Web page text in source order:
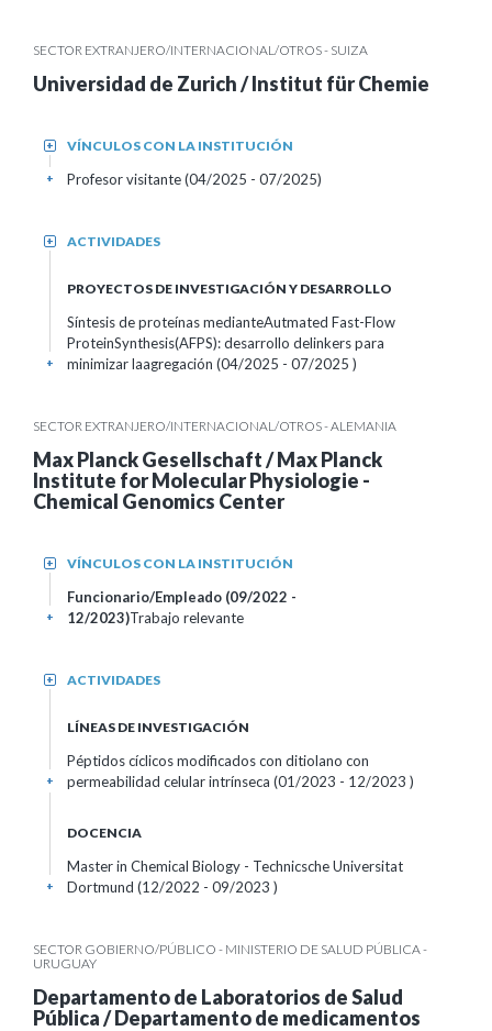
SECTOR EXTRANJERO/INTERNACIONAL/OTROS - SUIZA
Universidad de Zurich / Institut für Chemie
VÍNCULOS CON LA INSTITUCIÓN
+
Profesor visitante (04/2025 - 07/2025)
+
ACTIVIDADES
+
PROYECTOS DE INVESTIGACIÓN Y DESARROLLO
Síntesis de proteínas medianteAutmated Fast-Flow
ProteinSynthesis(AFPS): desarrollo delinkers para
minimizar laagregación (04/2025 - 07/2025 )
+
SECTOR EXTRANJERO/INTERNACIONAL/OTROS - ALEMANIA
Max Planck Gesellschaft / Max Planck
Institute for Molecular Physiologie -
Chemical Genomics Center
VÍNCULOS CON LA INSTITUCIÓN
+
Funcionario/Empleado (09/2022 -
12/2023)Trabajo relevante
+
ACTIVIDADES
+
LÍNEAS DE INVESTIGACIÓN
Péptidos cíclicos modificados con ditiolano con
permeabilidad celular intrínseca (01/2023 - 12/2023 )
+
DOCENCIA
Master in Chemical Biology - Technicsche Universitat
Dortmund (12/2022 - 09/2023 )
+
SECTOR GOBIERNO/PÚBLICO - MINISTERIO DE SALUD PÚBLICA -
URUGUAY
Departamento de Laboratorios de Salud
Pública / Departamento de medicamentos